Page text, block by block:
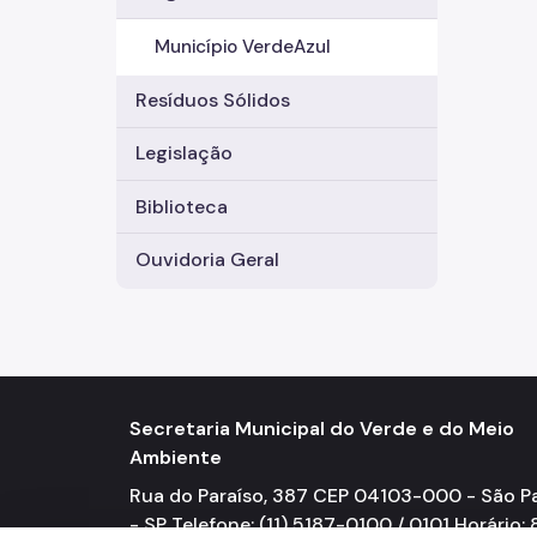
Município VerdeAzul
Resíduos Sólidos
Legislação
Biblioteca
Ouvidoria Geral
Secretaria Municipal do Verde e do Meio
Ambiente
Rua do Paraíso, 387 CEP 04103-000 - São
- SP Telefone: (11) 5187-0100 / 0101 Horário: